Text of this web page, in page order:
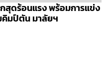
สุดร้อนแรง พร้อมการแข่ง
คิมป์ตัน มาลัยฯ